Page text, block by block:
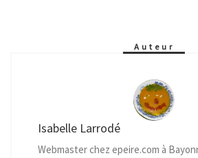
Auteur
Isabelle Larrodé
Webmaster chez epeire.com à